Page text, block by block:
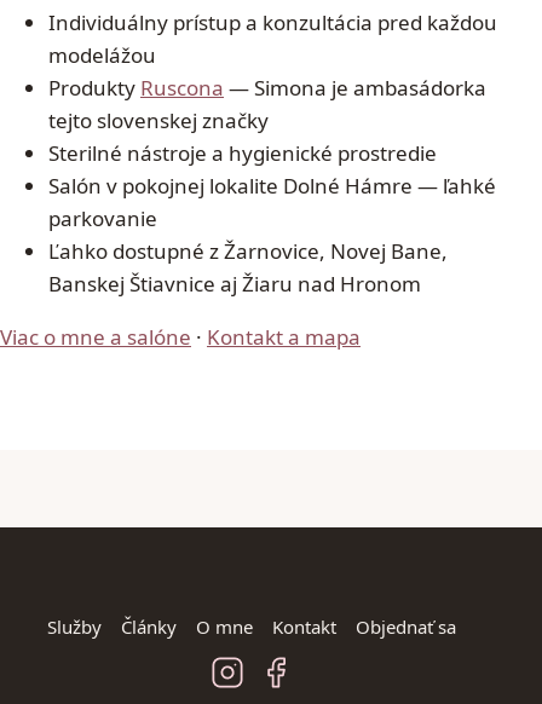
Individuálny prístup a konzultácia pred každou
modelážou
Produkty Ruscona — Simona je ambasádorka
tejto slovenskej značky
Sterilné nástroje a hygienické prostredie
Salón v pokojnej lokalite Dolné Hámre — ľahké
parkovanie
Ľahko dostupné z Žarnovice, Novej Bane,
Banskej Štiavnice aj Žiaru nad Hronom
Viac o mne a salóne · Kontakt a mapa
Služby Články O mne Kontakt Objednať sa